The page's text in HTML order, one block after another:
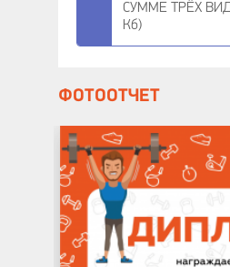
СУММЕ ТРЁХ
Кб)
ФОТООТЧЕТ